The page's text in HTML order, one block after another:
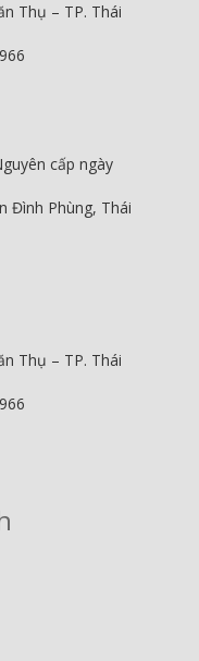
Thụ – TP. Thái
cấp ngày
Đình Phùng, Thái
Thụ – TP. Thái